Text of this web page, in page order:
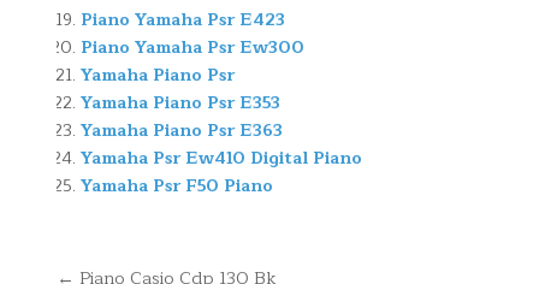
Piano Yamaha Psr E423
Piano Yamaha Psr Ew300
Yamaha Piano Psr
Yamaha Piano Psr E353
Yamaha Piano Psr E363
Yamaha Psr Ew410 Digital Piano
Yamaha Psr F50 Piano
← Piano Casio Cdp 130 Bk